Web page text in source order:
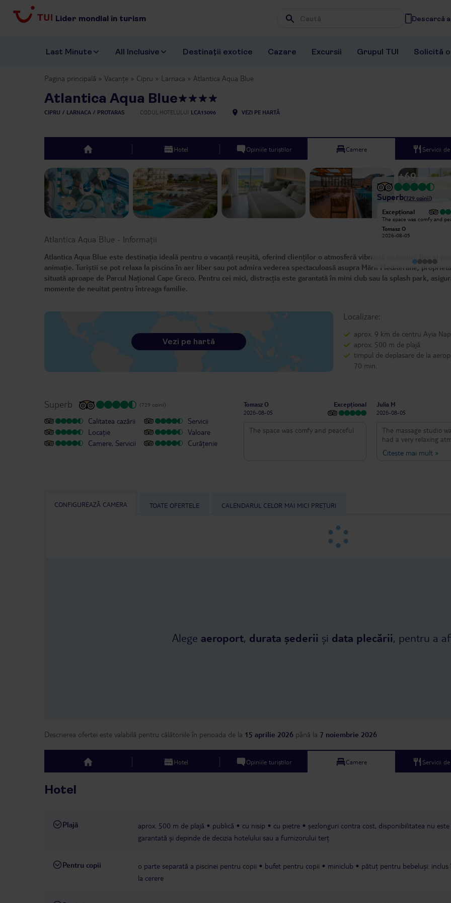
Lider mondial în turism Wpisz frazę, której szukasz
Descarcă
Last Minute All Inclusive Destinații exotice Cazare Excursii Grupul TUI Solicită
Pagina principală Vacanțe Cipru Larnaca Atlantica Aqua Blue
Atlantica Aqua Blue
CIPRU LARNACA PROTARAS CODUL HOTELULUI LCA15096 VEZI PE HARTĂ
top Hotel Opiniile turiștilor Camere Servicii
Previous slide +69
Superb(729 opinii)
Excepțional
Very good hotel, good vibes,
Excepțional
The space was comfy and
Tomasz O
2026-08-05
Atlantica Aqua Blue - Informații
Atlantica Aqua Blue este destinația ideală pentru o vacanță reușită, oferind clienților o atmosferă vibrantă cu muzică live și
animație. Turiștii se pot relaxa la piscina în aer liber sau pot admira vederea spectaculoasă asupra Mării Mediterane,
situată aproape de Parcul Național Cape Greco. Pentru cei mici, distracția este garantată în mini club sau la splash park,
momente de neuitat pentru întreaga familie.
Localizare:
aprox. 9 km de centru Ayia
aprox. 500 m de plajă
timpul de deplasare de la
70 min.
Vezi pe hartă
Superb (729 opinii)
Calitatea cazării
Locație
Camere, Servicii
Servicii
Valoare
Curățenie
Tomasz O
2026-08-05
Excepțional
The space was comfy and peaceful
Julia M
2026-08-05
The massage studio
had a very relaxing
massage included
and the therapist used
Citește mai mult»
CONFIGUREAZĂ CAMERA TOATE OFERTELE CALENDARUL CELOR MAI MICI PREȚURI
Alege aeroport, durata șederii și data plecării, pentru a
Descrierea ofertei este valabilă pentru călătoriile în perioada de la 15 aprilie 2026 până la 7 noiembrie 2026
top Hotel Opiniile turiștilor Camere Servicii
Hotel
Plajă aprox. 500 m de plajă publică cu nisip cu pietre
șezlonguri contra cost, disponibilitatea nu este
garantată și depinde de decizia hotelului sau a furnizorului terț
Pentru copii o parte separată a piscinei pentru copii bufet pentru copii miniclub
pătuț pentru bebeluși: inclus
la cerere